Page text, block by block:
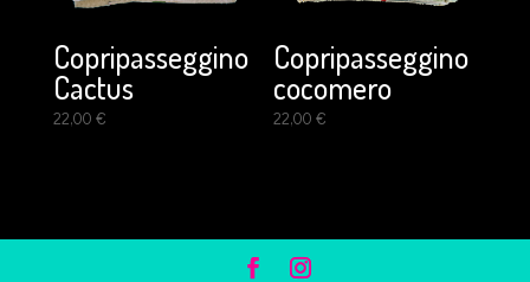
Copripasseggino
Cactus
22,00 €
Copripasseggino
cocomero
22,00€